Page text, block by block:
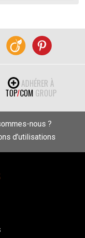
ADHÉRER À
TOP/COM GROUP
nous ?
d’utilisations